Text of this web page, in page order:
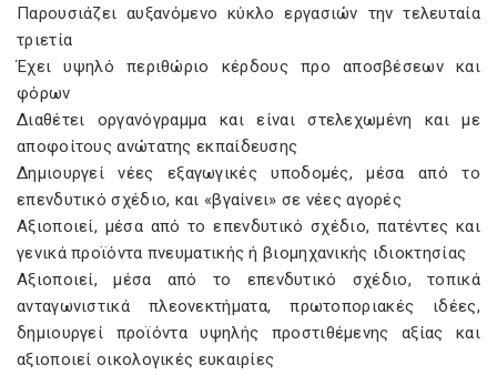
Παρουσιάζει αυξανόμενο κύκλο εργασιών την τελευταία
τριετία
Έχει υψηλό περιθώριο κέρδους προ αποσβέσεων και
φόρων
Διαθέτει οργανόγραμμα και είναι στελεχωμένη και με
αποφοίτους ανώτατης εκπαίδευσης
Δημιουργεί νέες εξαγωγικές υποδομές, μέσα από το
επενδυτικό σχέδιο, και «βγαίνει» σε νέες αγορές
Αξιοποιεί, μέσα από το επενδυτικό σχέδιο, πατέντες και
γενικά προϊόντα πνευματικής ή βιομηχανικής ιδιοκτησίας
Αξιοποιεί, μέσα από το επενδυτικό σχέδιο, τοπικά
ανταγωνιστικά πλεονεκτήματα, πρωτοποριακές ιδέες,
δημιουργεί προϊόντα υψηλής προστιθέμενης αξίας και
αξιοποιεί οικολογικές ευκαιρίες